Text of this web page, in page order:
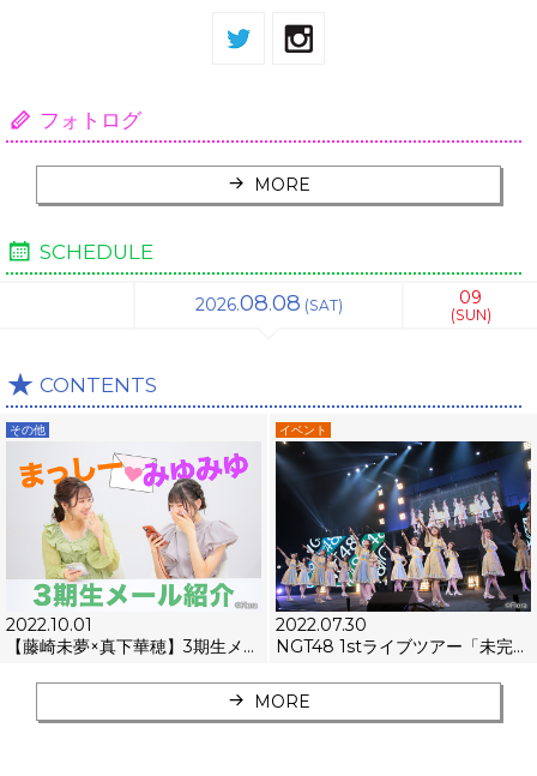
フォトログ
MORE
SCHEDULE
2026.08.08 (SAT) 09
(SUN)
CONTENTS
その他
2022.10.01
【藤崎未夢×真下華穂】3期生メール紹介対談
イベント
2022.07.30
NGT48 1stライブツアー「未完成の未来」新潟会場レポート
MORE